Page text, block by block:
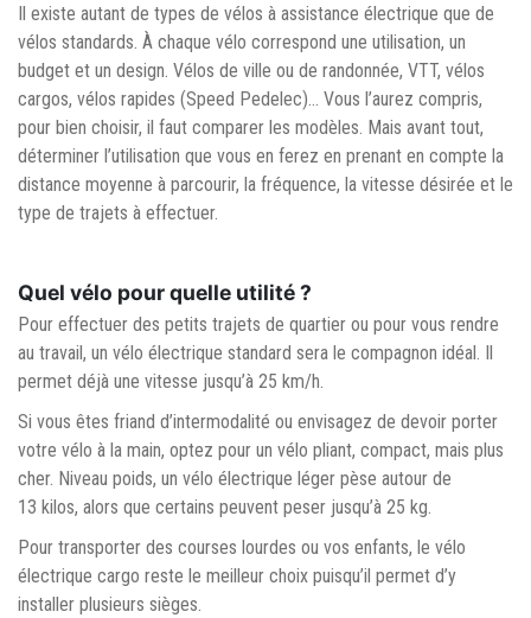
Il existe autant de types de vélos à assistance électrique que de
vélos standards. À chaque vélo correspond une utilisation, un
budget et un design. Vélos de ville ou de randonnée, VTT, vélos
cargos, vélos rapides (Speed Pedelec)… Vous l’aurez compris,
pour bien choisir, il faut comparer les modèles. Mais avant tout,
déterminer l’utilisation que vous en ferez en prenant en compte la
distance moyenne à parcourir, la fréquence, la vitesse désirée et le
type de trajets à effectuer.
Quel vélo pour quelle utilité ?
Pour effectuer des petits trajets de quartier ou pour vous rendre
au travail, un vélo électrique standard sera le compagnon idéal. Il
permet déjà une vitesse jusqu’à 25 km/h.
Si vous êtes friand d’intermodalité ou envisagez de devoir porter
votre vélo à la main, optez pour un vélo pliant, compact, mais plus
cher. Niveau poids, un vélo électrique léger pèse autour de
13 kilos, alors que certains peuvent peser jusqu’à 25 kg.
Pour transporter des courses lourdes ou vos enfants, le vélo
électrique cargo reste le meilleur choix puisqu’il permet d’y
installer plusieurs sièges.